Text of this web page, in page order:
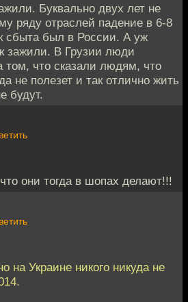
Буквально двух лет не
ряду отраслей падение в 6-8
сбыта был в России. А уж
зажили. В Грузии люди
том, что сказали людям, что
не полезет и так отлично жить
будут.
они тогда в шопах делают!!!
на Украине никого никуда не